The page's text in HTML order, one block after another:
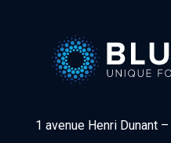
1 avenue Henri Dunant –